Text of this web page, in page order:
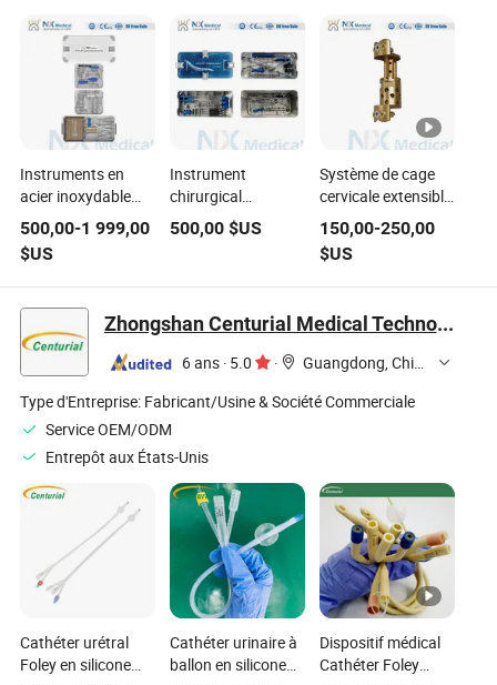
Instruments en
acier inoxydable
pour fractures
osseuses de
traumatologie
orthopédique,
petits et grands
fragments
500,00-1 999,00
$US
Instrument
chirurgical
orthopédique en
acier inoxydable Nx
l'implantation de vis
colonne vertébrale
500,00$US
Système de cage
cervicale extensible
OEM chirurgicale
Nx Medical pour
fixation spinale
150,00-250,00
$US
Zhongshan Centurial Medical Technology Co., Ltd.
6 ans · 5.0 ·
Guangdong, China
Type d'Entreprise: Fabricant/Usine & Société Commerciale
Service OEM/ODM
Entrepôt aux États-Unis
Cathéter urétral
Foley en silicone
Cathéter urinaire à
ballon en silicone
Dispositif médical
Cathéter Foley